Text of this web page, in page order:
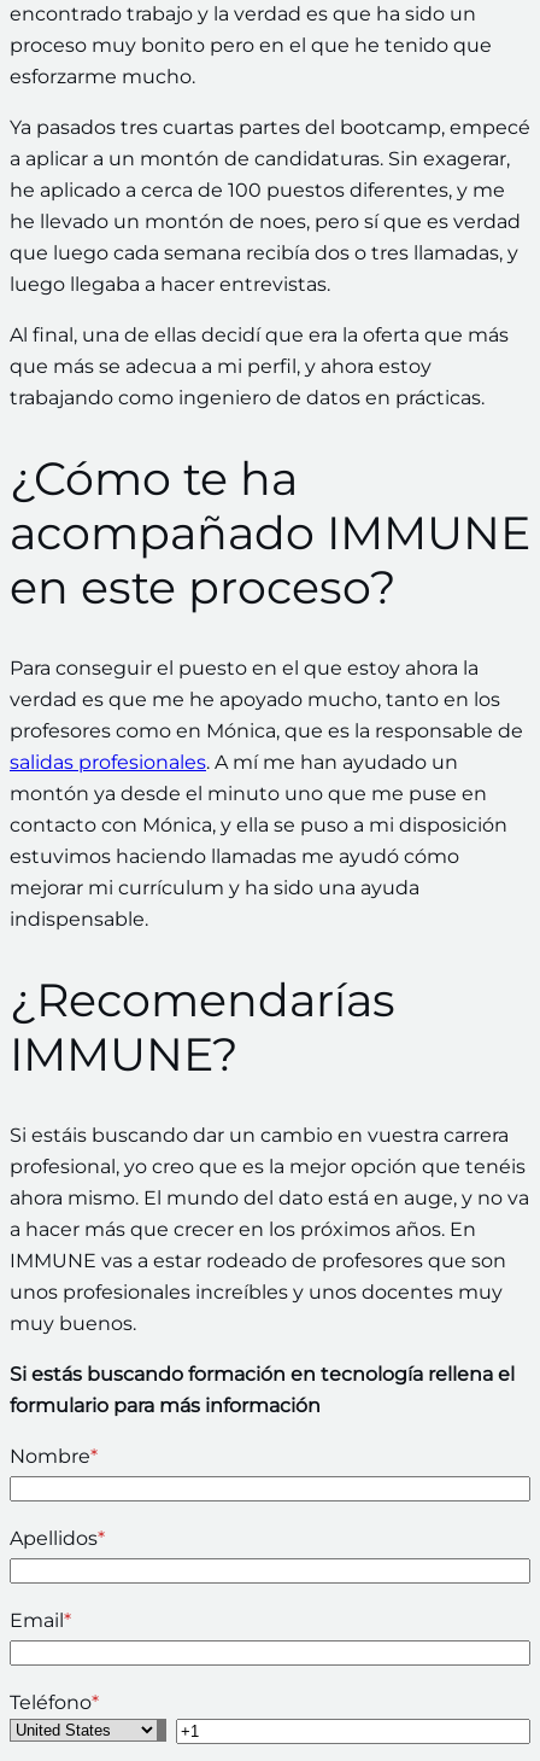
encontrado trabajo y la verdad es que ha sido un
proceso muy bonito pero en el que he tenido que
esforzarme mucho.
Ya pasados tres cuartas partes del bootcamp, empecé
a aplicar a un montón de candidaturas. Sin exagerar,
he aplicado a cerca de 100 puestos diferentes, y me
he llevado un montón de noes, pero sí que es verdad
que luego cada semana recibía dos o tres llamadas, y
luego llegaba a hacer entrevistas.
Al final, una de ellas decidí que era la oferta que más
que más se adecua a mi perfil, y ahora estoy
trabajando como ingeniero de datos en prácticas.
¿Cómo te ha
acompañado IMMUNE
en este proceso?
Para conseguir el puesto en el que estoy ahora la
verdad es que me he apoyado mucho, tanto en los
profesores como en Mónica, que es la responsable de
salidas profesionales. A mí me han ayudado un
montón ya desde el minuto uno que me puse en
contacto con Mónica, y ella se puso a mi disposición
estuvimos haciendo llamadas me ayudó cómo
mejorar mi currículum y ha sido una ayuda
indispensable.
¿Recomendarías
IMMUNE?
Si estáis buscando dar un cambio en vuestra carrera
profesional, yo creo que es la mejor opción que tenéis
ahora mismo. El mundo del dato está en auge, y no va
a hacer más que crecer en los próximos años. En
IMMUNE vas a estar rodeado de profesores que son
unos profesionales increíbles y unos docentes muy
muy buenos.
Si estás buscando formación en tecnología rellena el
formulario para más información
Nombre*
Apellidos*
Email*
Teléfono*